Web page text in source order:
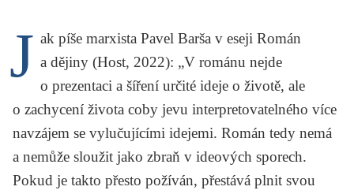
ILIGLOSA
J ak píše marxista Pavel Barša v eseji Román
a dějiny (Host, 2022): „V románu nejde
o prezentaci a šíření určité ideje o životě, ale
o zachycení života coby jevu interpretovatelného více
navzájem se vylučujícími idejemi. Román tedy nemá
a nemůže sloužit jako zbraň v ideových sporech.
Pokud je takto přesto požíván, přestává plnit svou